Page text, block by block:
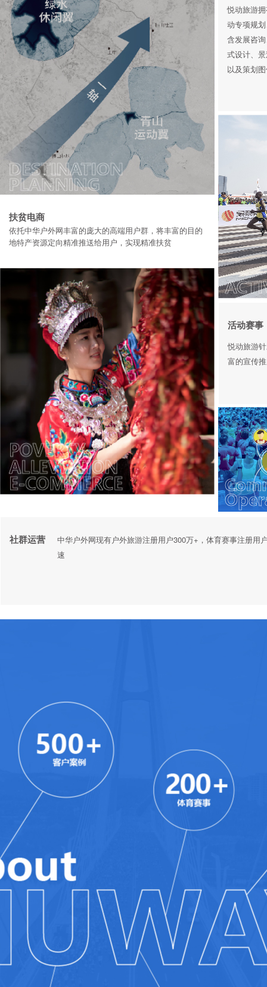
扶贫电商
依托中华户外网丰富的庞大的高端用户群，将丰富的目的
地特产资源定向精准推送给用户，实现精准扶贫
悦动旅游
动专项规
含发展咨
式设计、
以及策划
活动赛事
悦动旅游
富的宣传
社群运营
中华户外网现有户外旅游注册用户300万+，体育赛事注册用
速